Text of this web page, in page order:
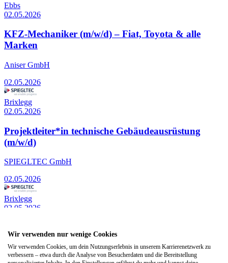
Ebbs
02.05.2026
KFZ-Mechaniker (m/w/d) – Fiat, Toyota & alle
Marken
Aniser GmbH
02.05.2026
Brixlegg
02.05.2026
Projektleiter*in technische Gebäudeausrüstung
(m/w/d)
SPIEGLTEC GmbH
02.05.2026
Brixlegg
02.05.2026
SPIEGLTEC GmbH
Wir verwenden nur wenige Cookies
Wir verwenden Cookies, um dein Nutzungserlebnis in unserem Karrierenetzwerk zu
verbessern – etwa durch die Analyse von Besucherdaten und die Bereitstellung